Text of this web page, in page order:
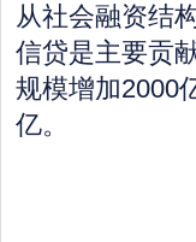
从社会融资结
信贷是主要贡
规模增加2000
亿。